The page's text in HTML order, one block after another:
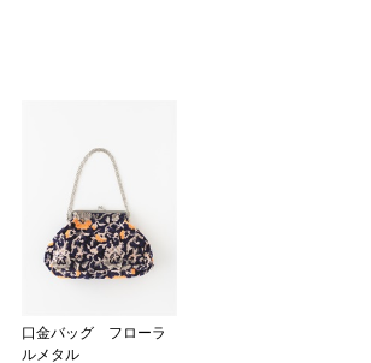
口金バッグ フローラ
ルメタル